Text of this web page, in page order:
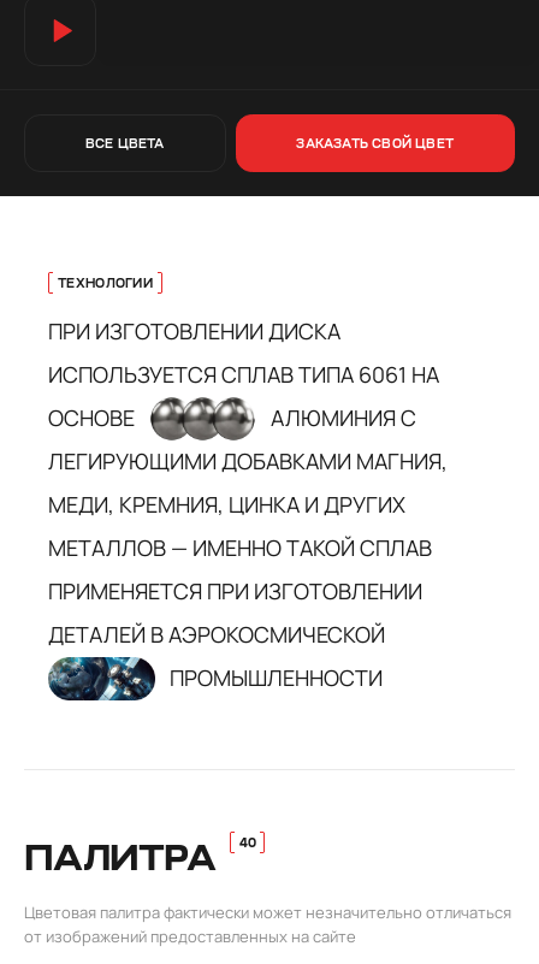
ВСЕ ЦВЕТА ЗАКАЗАТЬ СВОЙ ЦВЕТ
ТЕХНОЛОГИИ
ПРИ ИЗГОТОВЛЕНИИ ДИСКА
ИСПОЛЬЗУЕТСЯ СПЛАВ ТИПА 6061 НА
ОСНОВЕ
АЛЮМИНИЯ С
ЛЕГИРУЮЩИМИ ДОБАВКАМИ МАГНИЯ,
МЕДИ, КРЕМНИЯ, ЦИНКА И ДРУГИХ
МЕТАЛЛОВ — ИМЕННО ТАКОЙ СПЛАВ
ПРИМЕНЯЕТСЯ ПРИ ИЗГОТОВЛЕНИИ
ДЕТАЛЕЙ В АЭРОКОСМИЧЕСКОЙ
ПРОМЫШЛЕННОСТИ
ПАЛИТРА
Цветовая палитра фактически может незначительно отличаться
от изображений предоставленных на сайте